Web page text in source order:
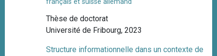
Thèse de doctorat
Université de Fribourg, 2023
Structure informationnelle dans un contexte de